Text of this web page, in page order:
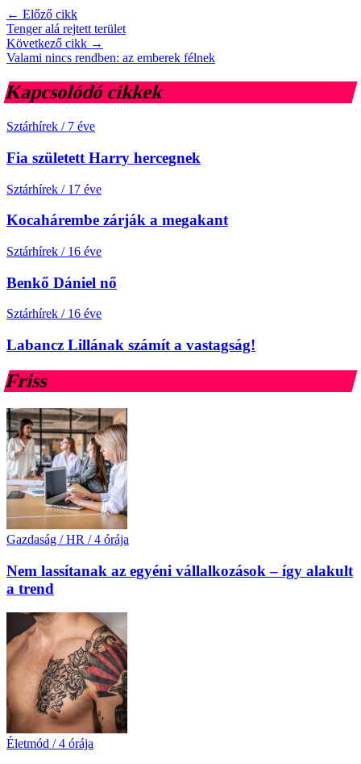
← Előző cikk
Tenger alá rejtett terület
Következő cikk →
Valami nincs rendben: az emberek félnek
Kapcsolódó cikkek
Sztárhírek / 7 éve
Fia született Harry hercegnek
Sztárhírek / 17 éve
Kocahárembe zárják a megakant
Sztárhírek / 16 éve
Benkő Dániel nő
Sztárhírek / 16 éve
Labancz Lillának számít a vastagság!
Friss
Gazdaság / HR / 4 órája
Nem lassítanak az egyéni vállalkozások – így alakult
a trend
Életmód / 4 órája